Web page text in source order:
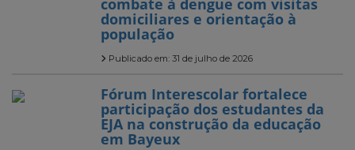
combate à dengue com visitas
domiciliares e orientação à
população
Publicado em: 31 de julho de 2026
Fórum Interescolar fortalece
participação dos estudantes da
EJA na construção da educação
em Bayeux